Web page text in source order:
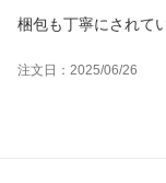
梱包も丁寧にされて
注文日：2025/06/26